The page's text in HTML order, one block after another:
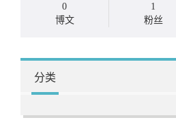
0
博文
1
粉丝
分类